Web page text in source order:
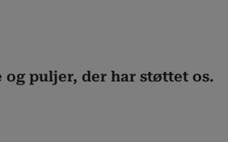
og puljer, der har støttet os.